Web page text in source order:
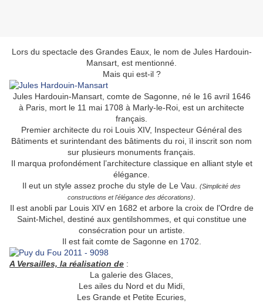
Lors du spectacle des Grandes Eaux, le nom de Jules Hardouin-
Mansart, est mentionné.
Mais qui est-il ?
Jules Hardouin-Mansart, comte de Sagonne, né le 16 avril 1646
à Paris, mort le 11 mai 1708 à Marly-le-Roi, est un architecte
français.
Premier architecte du roi Louis XIV, Inspecteur Général des
Bâtiments et surintendant des bâtiments du roi, ïl inscrit son nom
sur plusieurs monuments français.
Il marqua profondément l’architecture classique en alliant style et
élégance.
Il eut un style assez proche du style de Le Vau.
(Simplicité des
constructions et l'élégance des décorations)
Il est anobli par Louis XIV en 1682 et arbore la croix de l'Ordre de
Saint-Michel, destiné aux gentilshommes, et qui constitue une
consécration pour un artiste.
Il est fait comte de Sagonne en 1702.
A Versailles, la réalisation de :
La galerie des Glaces,
Les ailes du Nord et du Midi,
Les Grande et Petite Ecuries,